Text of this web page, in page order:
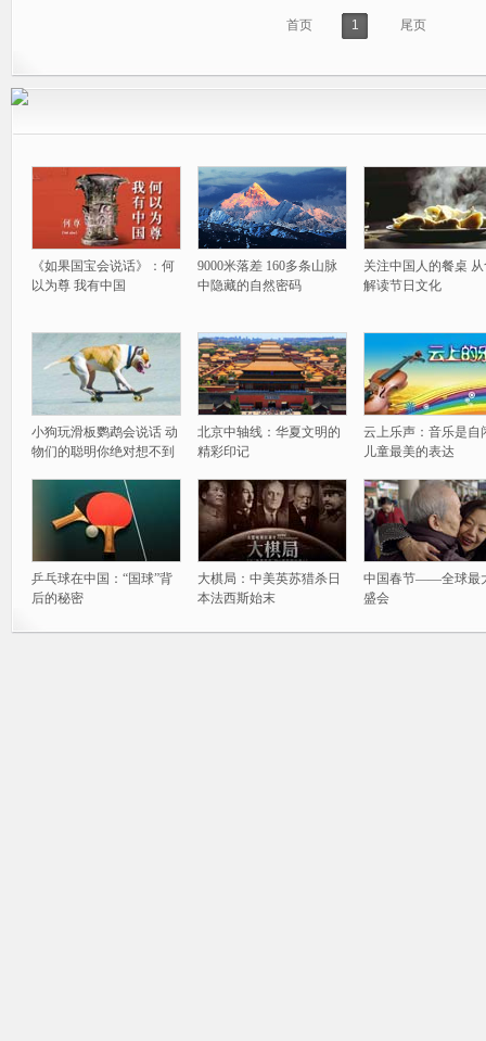
首页 1 尾页
《如果国宝会说话》：何
以为尊 我有中国
9000米落差 160多条山脉
中隐藏的自然密码
关注中国人的餐桌
解读节日文化
小狗玩滑板鹦鹉会说话 动
物们的聪明你绝对想不到
北京中轴线：华夏文明的
精彩印记
云上乐声：音乐是自
儿童最美的表达
乒乓球在中国：“国球”背
后的秘密
大棋局：中美英苏猎杀日
本法西斯始末
中国春节——全球最
盛会